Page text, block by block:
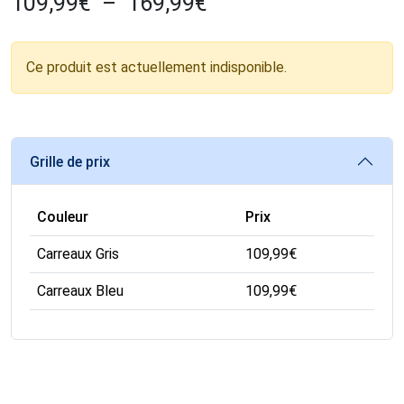
Ce produit est actuellement indisponible.
Grille de prix
Couleur Prix
Carreaux Gris 109,99€
Carreaux Bleu 109,99€